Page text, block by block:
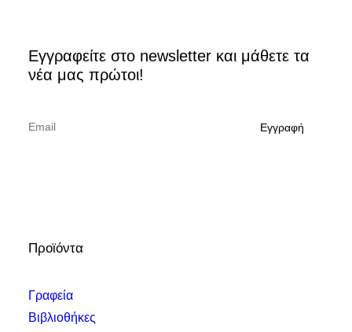
Εγγραφείτε στο newsletter και μάθετε τα
νέα μας πρώτοι!
Προϊόντα
Γραφεία
Βιβλιοθήκες